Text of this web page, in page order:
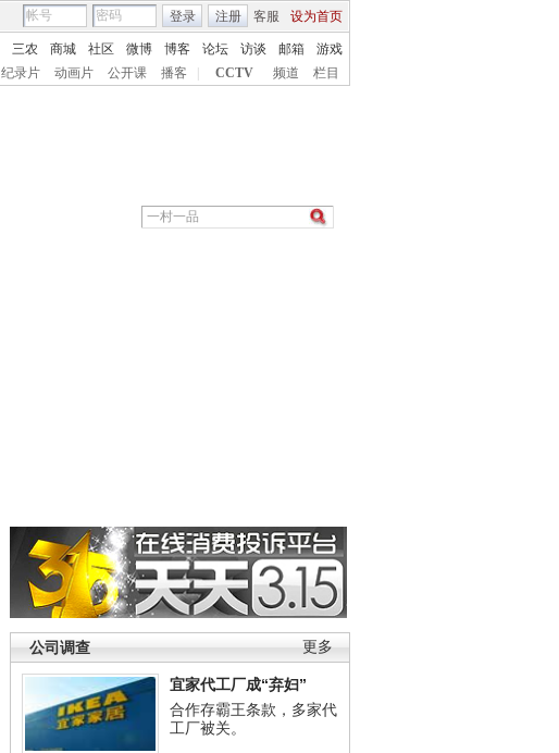
客服 设为首页
登录 注册
三农 商城 社区 微博 博客 论坛 访谈 邮箱
游戏
纪录片 动画片 公开课 播客 CCTV 频道 栏目
更多
公司调查
宜家代工厂成“弃妇”
合作存霸王条款，多家代
工厂被关。